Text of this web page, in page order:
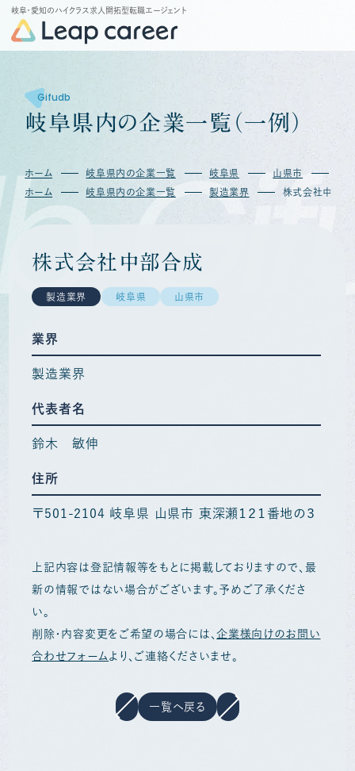
岐阜・愛知のハイクラス求人開拓型転職エージェント
Gifudb
岐阜県 内の企業一覧 （ 一例 ）
ホーム 岐阜県内の企業一覧 岐阜県 山県市
ホーム
岐阜県内の企業一覧 製造業界 株式会社中部合
株式会社中部合成
製造業界 岐阜県 山県市
業界
製造業界
代表者名
鈴木 敏伸
住所
〒501-2104 岐阜県 山県市 東深瀬１２１番地の３
上記内容は登記情報等をもとに掲載しておりますので、最
新の情報ではない場合がございます。予めご了承くださ
い。
削除・内容変更をご希望の場合には、企業様向けのお問い
合わせフォーム より、ご連絡くださいませ。
一覧へ戻る